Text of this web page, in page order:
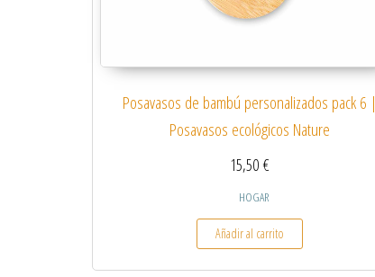
Posavasos de bambú personalizados pack 6 |
Posavasos ecológicos Nature
15,50€
HOGAR
Añadir al carrito